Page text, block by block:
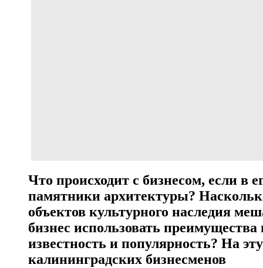
Что происходит с бизнесом, если в
памятники архитектуры?
объектов культурного наследия
бизнес использовать
известность и популярность? На
калининградских бизнесменов